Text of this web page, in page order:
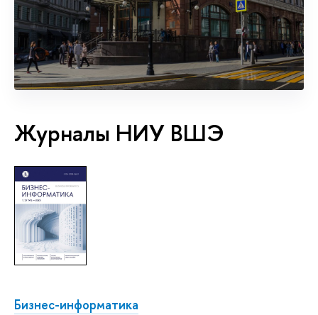
Журналы НИУ ВШЭ
Бизнес-информатика